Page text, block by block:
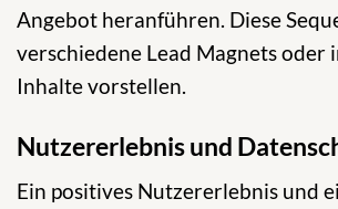
Angebot heranführen. Diese
verschiedene Lead Magnets oder
Inhalte vorstellen.
Nutzererlebnis und
Ein positives Nutzererlebnis und